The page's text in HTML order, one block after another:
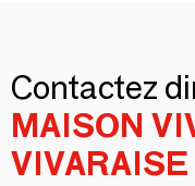
Contactez
MAISON